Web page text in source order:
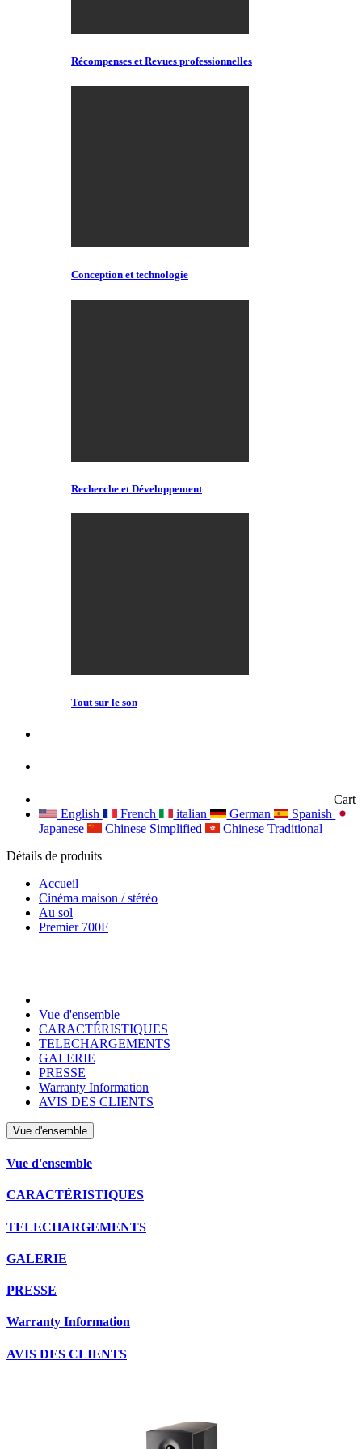
Récompenses et Revues professionnelles
Conception et technologie
Recherche et Développement
Tout sur le son
Cart
English
French italian German
Spanish
Japanese
Chinese Simplified
Chinese Traditional
Détails de produits
Accueil
Cinéma maison / stéréo
Au sol
Premier 700F
Vue d'ensemble
CARACTÉRISTIQUES
TELECHARGEMENTS
GALERIE
PRESSE
Warranty Information
AVIS DES CLIENTS
Vue d'ensemble
Vue d'ensemble
CARACTÉRISTIQUES
TELECHARGEMENTS
GALERIE
PRESSE
Warranty Information
AVIS DES CLIENTS